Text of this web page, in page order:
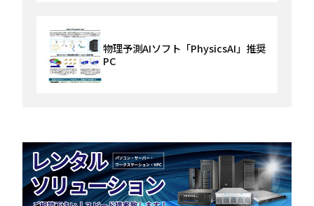
物理予測AIソフト「PhysicsAI」推奨
PC